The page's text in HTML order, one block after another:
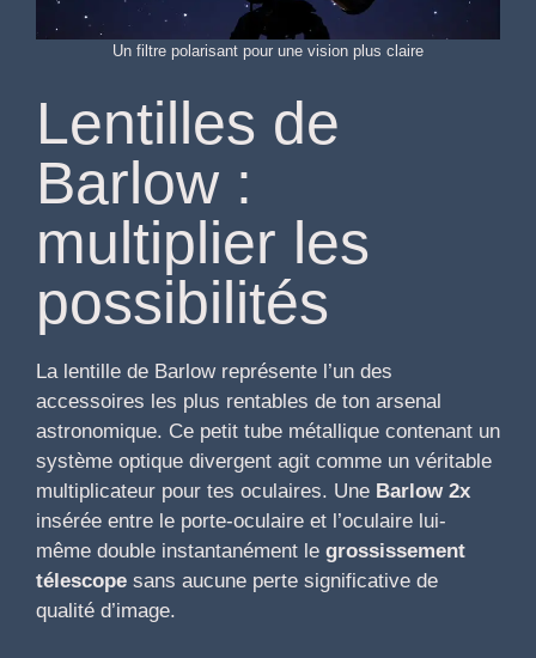
Un filtre polarisant pour une vision plus claire
Lentilles de
Barlow :
multiplier les
possibilités
La lentille de Barlow représente l’un des
accessoires les plus rentables de ton arsenal
astronomique. Ce petit tube métallique contenant un
système optique divergent agit comme un véritable
multiplicateur pour tes oculaires. Une Barlow 2x
insérée entre le porte-oculaire et l’oculaire lui-
même double instantanément le grossissement
télescope sans aucune perte significative de
qualité d’image.